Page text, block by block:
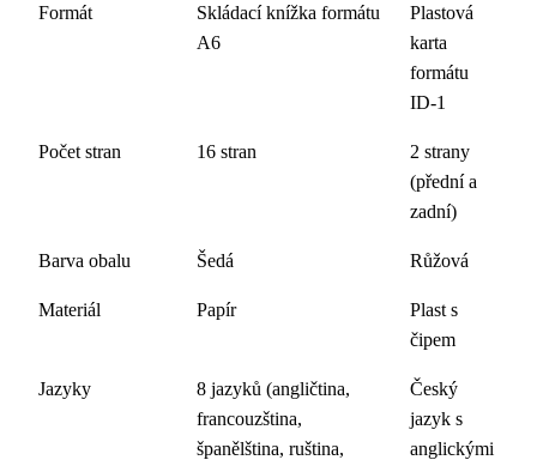
Formát
Skládací knížka formátu
A6
Plastová
karta
formátu
ID-1
Počet stran 16 stran
2 strany
(přední a
zadní)
Barva obalu Šedá Růžová
Materiál Papír
Plast s
čipem
Jazyky
8 jazyků (angličtina,
francouzština,
španělština, ruština,
Český
jazyk s
anglickými